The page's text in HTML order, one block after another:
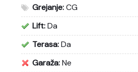
Grejanje:CG
Lift:Da
Terasa:Da
Garaža:Ne